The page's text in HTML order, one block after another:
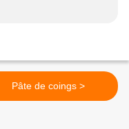
Pâte de coings >